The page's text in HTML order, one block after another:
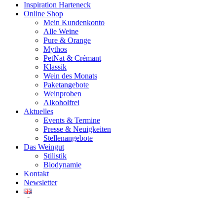
Inspiration Harteneck
Online Shop
Mein Kundenkonto
Alle Weine
Pure & Orange
Mythos
PetNat & Crémant
Klassik
Wein des Monats
Paketangebote
Weinproben
Alkoholfrei
Aktuelles
Events & Termine
Presse & Neuigkeiten
Stellenangebote
Das Weingut
Stilistik
Biodynamie
Kontakt
Newsletter